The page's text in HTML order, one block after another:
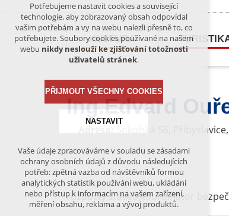
KULTURA
Ing.Edvard
Sokolská 56,
rozpočty staveb,koordinátor
Potřebujeme nastavit cookies a související
technologie, aby zobrazovaný obsah odpovídal
vašim potřebám a vy na webu nalezli přesně to, co
potřebujete. Soubory cookies používané na našem
webu nikdy neslouží ke zjišťování totožnosti
uživatelů stránek.
PŘIJMOUT VŠECHNY COOKIES
NASTAVIT
Technická cookies
nutná pro provozování webu
udržení kontextu stránek (session):
případná přihlášení, volby jazyka, apod.
Vaše údaje zpracováváme v souladu se zásadami
ochrany osobních údajů z důvodu následujících
potřeb: zpětná vazba od návštěvníků formou
analytických statistik používání webu, ukládání
nebo přístup k informacím na vašem zařízení,
měření obsahu, reklama a vývoj produktů.